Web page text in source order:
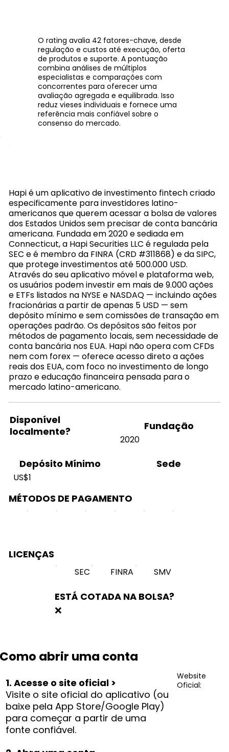
O rating avalia 42 fatores-chave, desde
regulação e custos até execução, oferta
de produtos e suporte. A pontuação
combina análises de múltiplos
especialistas e comparações com
concorrentes para oferecer uma
avaliação agregada e equilibrada. Isso
reduz vieses individuais e fornece uma
referência mais confiável sobre o
consenso do mercado.
Hapi é um aplicativo de investimento fintech criado
especificamente para investidores latino-
americanos que querem acessar a bolsa de valores
dos Estados Unidos sem precisar de conta bancária
americana. Fundada em 2020 e sediada em
Connecticut, a Hapi Securities LLC é regulada pela
SEC e é membro da FINRA (CRD #311868) e da SIPC,
que protege investimentos até 500.000 USD.
Através do seu aplicativo móvel e plataforma web,
os usuários podem investir em mais de 9.000 ações
e ETFs listados na NYSE e NASDAQ — incluindo ações
fracionárias a partir de apenas 5 USD — sem
depósito mínimo e sem comissões de transação em
operações padrão. Os depósitos são feitos por
métodos de pagamento locais, sem necessidade de
conta bancária nos EUA. Hapi não opera com CFDs
nem com forex — oferece acesso direto a ações
reais dos EUA, com foco no investimento de longo
prazo e educação financeira pensada para o
mercado latino-americano.
Disponível
localmente?
Fundação
2020
Depósito Mínimo
US$1
Sede
MÉTODOS DE PAGAMENTO
LICENÇAS
SEC FINRA SMV
ESTÁ COTADA NA BOLSA?
❌
Como abrir uma conta
1. Acesse o site oficial >
Visite o site oficial do aplicativo (ou
baixe pela App Store/Google Play)
para começar a partir de uma
fonte confiável.
Website
Oficial: